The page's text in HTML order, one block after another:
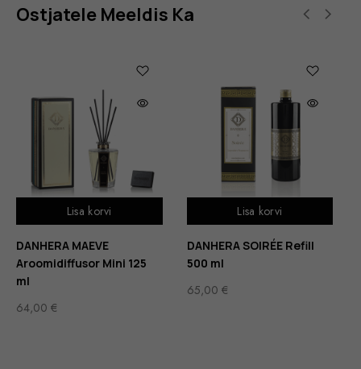
Ostjatele Meeldis Ka
Lisa korvi
DANHERA MAEVE
Aroomidiffusor Mini 125
ml
64,00 €
Lisa korvi
DANHERA SOIRÉE Refill
500 ml
65,00 €